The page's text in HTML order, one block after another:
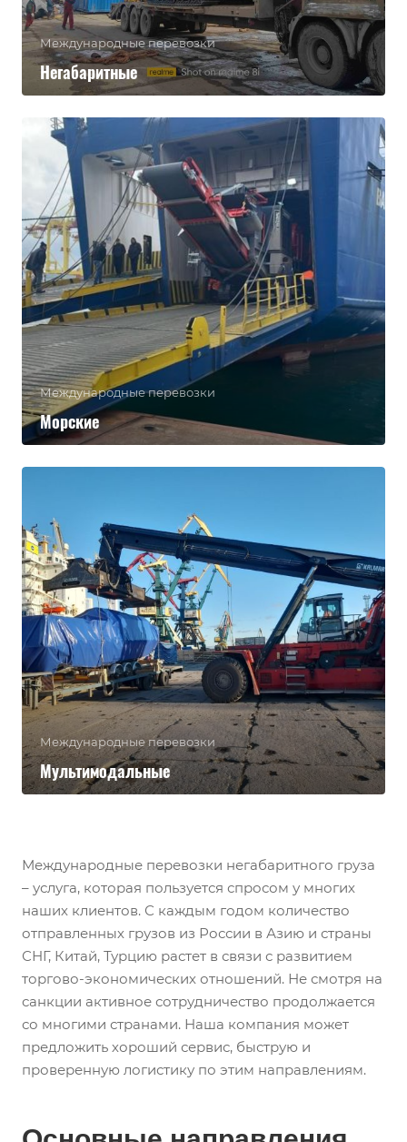
Международные перевозки
Негабаритные
Международные перевозки
Морские
Международные перевозки
Мультимодальные
Международные перевозки негабаритного груза
– услуга, которая пользуется спросом у многих
наших клиентов. С каждым годом количество
отправленных грузов из России в Азию и страны
СНГ, Китай, Турцию растет в связи с развитием
торгово-экономических отношений. Не смотря на
санкции активное сотрудничество продолжается
со многими странами. Наша компания может
предложить хороший сервис, быструю и
проверенную логистику по этим направлениям.